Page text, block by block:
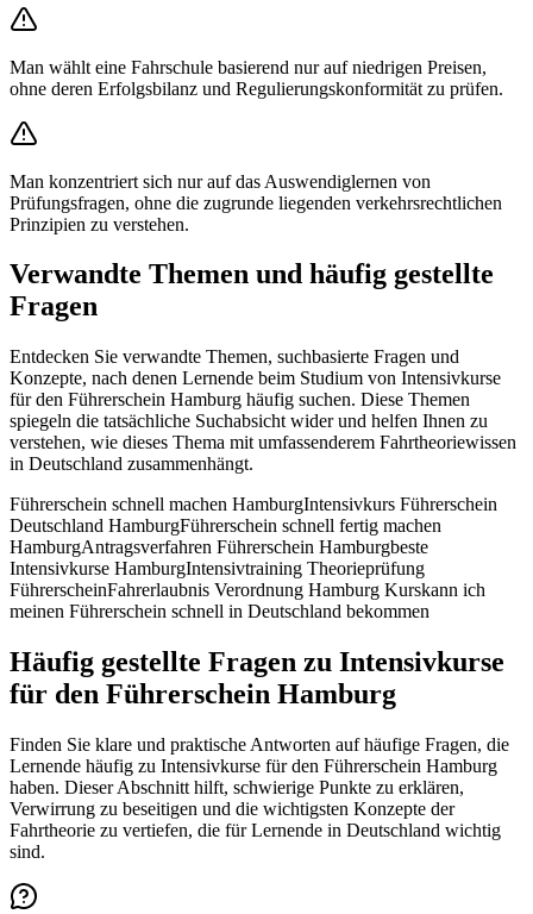
Man wählt eine Fahrschule basierend nur auf niedrigen Preisen,
ohne deren Erfolgsbilanz und Regulierungskonformität zu prüfen.
Man konzentriert sich nur auf das Auswendiglernen von
Prüfungsfragen, ohne die zugrunde liegenden verkehrsrechtlichen
Prinzipien zu verstehen.
Verwandte Themen und häufig gestellte
Fragen
Entdecken Sie verwandte Themen, suchbasierte Fragen und
Konzepte, nach denen Lernende beim Studium von Intensivkurse
für den Führerschein Hamburg häufig suchen. Diese Themen
spiegeln die tatsächliche Suchabsicht wider und helfen Ihnen zu
verstehen, wie dieses Thema mit umfassenderem Fahrtheoriewissen
in Deutschland zusammenhängt.
Führerschein schnell machen HamburgIntensivkurs Führerschein
Deutschland HamburgFührerschein schnell fertig machen
HamburgAntragsverfahren Führerschein Hamburgbeste
Intensivkurse HamburgIntensivtraining Theorieprüfung
FührerscheinFahrerlaubnis Verordnung Hamburg Kurskann ich
meinen Führerschein schnell in Deutschland bekommen
Häufig gestellte Fragen zu Intensivkurse
für den Führerschein Hamburg
Finden Sie klare und praktische Antworten auf häufige Fragen, die
Lernende häufig zu Intensivkurse für den Führerschein Hamburg
haben. Dieser Abschnitt hilft, schwierige Punkte zu erklären,
Verwirrung zu beseitigen und die wichtigsten Konzepte der
Fahrtheorie zu vertiefen, die für Lernende in Deutschland wichtig
sind.